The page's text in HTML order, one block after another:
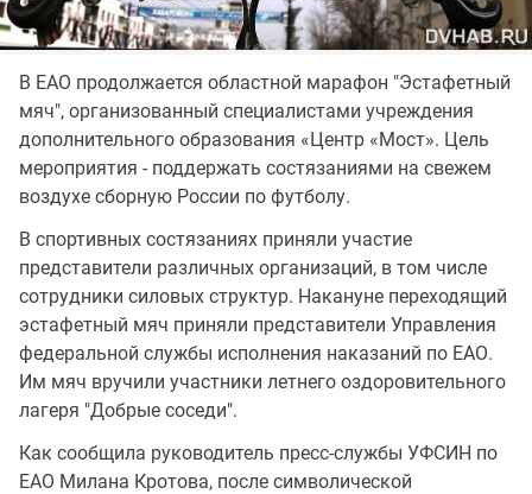
В ЕАО продолжается областной марафон "Эстафетный
мяч", организованный специалистами учреждения
дополнительного образования «Центр «Мост». Цель
мероприятия - поддержать состязаниями на свежем
воздухе сборную России по футболу.
В спортивных состязаниях приняли участие
представители различных организаций, в том числе
сотрудники силовых структур. Накануне переходящий
эстафетный мяч приняли представители Управления
федеральной службы исполнения наказаний по ЕАО.
Им мяч вручили участники летнего оздоровительного
лагеря "Добрые соседи".
Как сообщила руководитель пресс-службы УФСИН по
ЕАО Милана Кротова, после символической